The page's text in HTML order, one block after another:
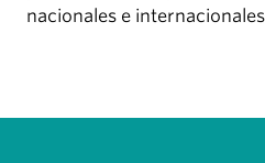
nacionales e